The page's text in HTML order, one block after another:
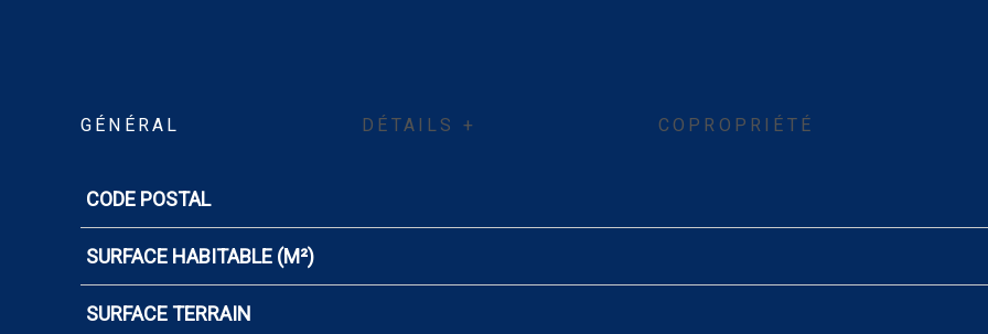
GÉNÉRAL DÉTAILS + COPROPRIÉTÉ
Caractérisque Valeurs
CODE POSTAL
SURFACE HABITABLE (M²)
SURFACE TERRAIN